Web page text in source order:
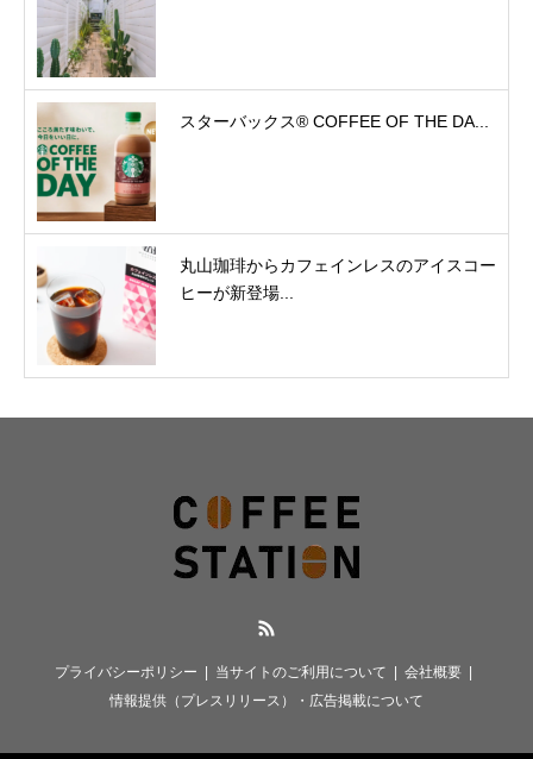
スターバックス® COFFEE OF THE DA...
丸山珈琲からカフェインレスのアイスコー
ヒーが新登場...
プライバシーポリシー 当サイトのご利用について
会社概要
情報提供（プレスリリース）・広告掲載について